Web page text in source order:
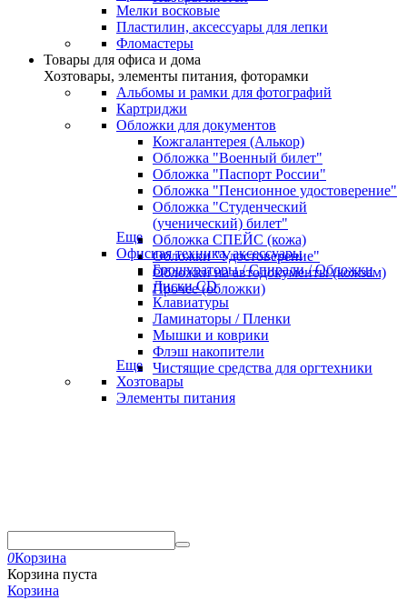
Мелки восковые
Пластилин, аксессуары для лепки
Фломастеры
Товары для офиса и дома
Хозтовары, элементы питания, фоторамки
Альбомы и рамки для фотографий
Картриджи
Обложки для документов
Кожгалантерея (Алькор)
Обложка "Военный билет"
Обложка "Паспорт России"
Обложка "Пенсионное удостоверение"
Обложка "Студенческий
(ученический) билет"
Обложка СПЕЙС (кожа)
Обложки "Удостоверение"
Обложки на автодокументы (кожзам)
Прочее (обложки)
Еще
Офисная техника, аксессуары
Брошураторы / Спирали / Обложки
Диски CD
Клавиатуры
Ламинаторы / Пленки
Мышки и коврики
Флэш накопители
Чистящие средства для оргтехники
Еще
Хозтовары
Элементы питания
0Корзина
Корзина пуста
Корзина